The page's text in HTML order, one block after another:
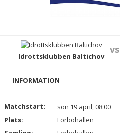
DOKUMENT
KONTAKT
Idrottsklubben Baltichov
vs
INFORMATION
Matchstart:
sön 19 april, 08:00
Plats:
Förbohallen